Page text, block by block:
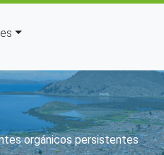
orgánicos persistentes